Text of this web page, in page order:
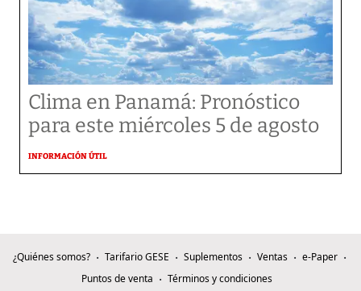
Clima en Panamá: Pronóstico
para este miércoles 5 de agosto
INFORMACIÓN ÚTIL
¿Quiénes somos? Tarifario GESE Suplementos Ventas
e-Paper
Puntos de venta
Términos y condiciones